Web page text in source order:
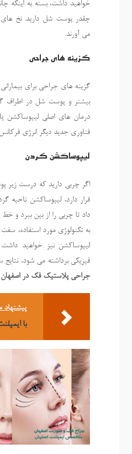
خواهید داشت، بسته به اینکه
می آورند.
گزینه های جراحی
گزینه های جراحی برای
بیشتر و پوست شل در اطراف
درمان های اصلی لیپوساکشن
فناوری جدید دیگر انرژی
لیپوساکشن گردن
اگر چربی دارید که درست زیر
قرار دارد، لیپوساکشن ناحیه
داد تا چربی را از بین ببرد
به تکنولوژی مورد استفاده،
لیپوساکشن نیز خواهید
فیزیکی برداشته می شود،
جراحی پلاستیک فک در اصفهان
پیشنهاد
با